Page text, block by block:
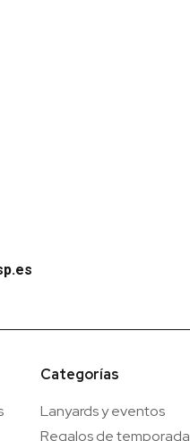
Categorías
Lanyards y eventos
Regalos de temporada